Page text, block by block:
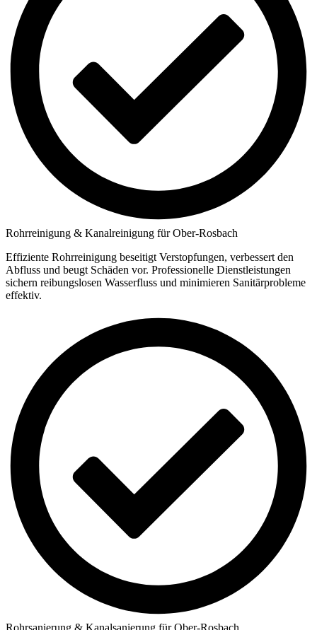
Rohrreinigung & Kanalreinigung für Ober-Rosbach
Effiziente Rohrreinigung beseitigt Verstopfungen, verbessert den
Abfluss und beugt Schäden vor. Professionelle Dienstleistungen
sichern reibungslosen Wasserfluss und minimieren Sanitärprobleme
effektiv.